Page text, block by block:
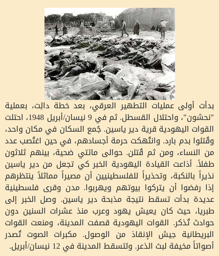
بدأت أولى عمليات التطهير العرقي، بعد خطة دالِت، بعملية
"نحشون"، واحتلال القسطل. ثم في 9 نيسان/أبريل 1948، احتلت
القوات اليهودية قرية دير ياسين. جُمع السكان في مكان واحد،
وقُتلوا بدم بارد. وانتُهكت حرمة أجسادهم، في حين اغتُصب عدد
من النساء، ومن ثم قُتلن. حوالى مائتي ضحية، بينهم ثلاثون
طفلاً. أذاعت القيادة اليهودية الخبر كي تجعل من دير ياسين
نذيراً بالنكبة، وتحذيراً للفلسطينيين أن مصيراً مماثلاً ينتظرهم
إذا رفضوا أن يتركوا بيوتهم ويهربوا. مدن وقرى فلسطينية
عديدة بدأت تسقط نتيجة مذبحة دير ياسين. وصل الخبر إلى
طبريا، حيث كان يعيش يهود وعرب منذ عشرات السنين دون
حوادث تُذكر. القوات اليهودية قصفت المدينة، ومنعت القوات
البريطانية جيش الإنقاذ من الوصول. مكبرات الصوت تُصدر
أصواتاً مخيفة لبث الذعر. ولتسقط المدينة في 12 نيسان/أبريل.